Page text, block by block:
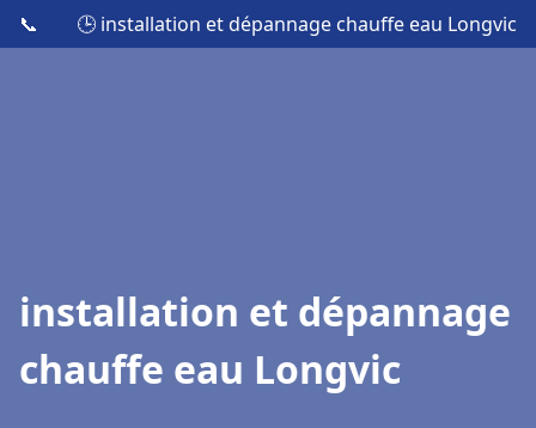
📞 🕒 installation et dépannage chauffe eau Longvic
installation et dépannage
chauffe eau Longvic